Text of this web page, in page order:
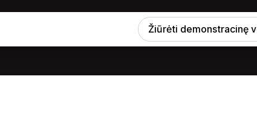
Žiūrėti demonstracinę